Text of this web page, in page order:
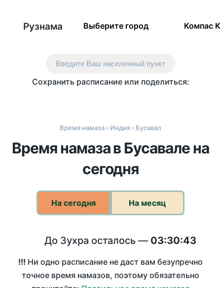
Рузнама Выберите город Компас
Введите Ваш населенный пункт
Сохранить расписание или поделиться:
Время намаза › Индия › Бусавал
Время намаза в Бусавале на
сегодня
На сегодня На месяц
До Зухра осталось — 03:30:43
!!! Ни одно расписание не даст вам безупречно
точное время намазов, поэтому обязательно